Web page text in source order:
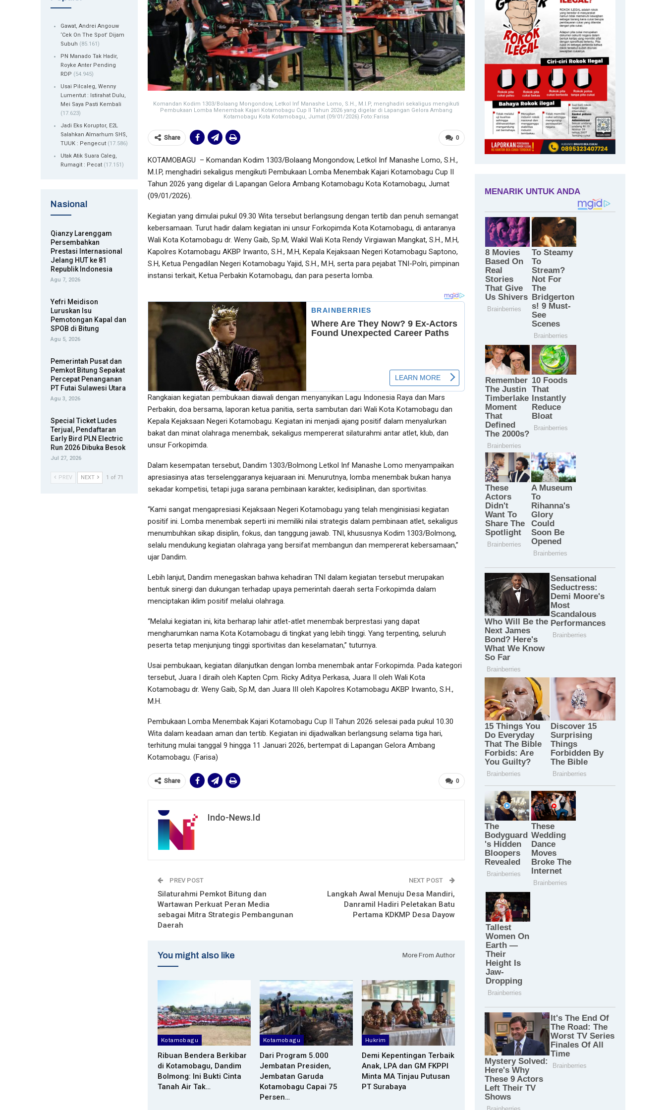
Komandan Kodim 1303/Bolaang Mongondow, Letkol Inf Manashe Lomo, S.H., M.I.P, menghadiri sekaligus mengikuti
Pembukaan Lomba Menembak Kajari Kotamobagu Cup II Tahun 2026 yang digelar di Lapangan Gelora Ambang
Kotamobagu Kota Kotamobagu, Jumat (09/01/2026).Foto:Farisa
0
Share
KOTAMOBAGU – Komandan Kodim 1303/Bolaang Mongondow, Letkol Inf Manashe Lomo, S.H.,
M.I.P, menghadiri sekaligus mengikuti Pembukaan Lomba Menembak Kajari Kotamobagu Cup II
Tahun 2026 yang digelar di Lapangan Gelora Ambang Kotamobagu Kota Kotamobagu, Jumat
(09/01/2026).
Kegiatan yang dimulai pukul 09.30 Wita tersebut berlangsung dengan tertib dan penuh semangat
kebersamaan. Turut hadir dalam kegiatan ini unsur Forkopimda Kota Kotamobagu, di antaranya
Wali Kota Kotamobagu dr. Weny Gaib, Sp.M, Wakil Wali Kota Rendy Virgiawan Mangkat, S.H., M.H,
Kapolres Kotamobagu AKBP Irwanto, S.H., M.H, Kepala Kejaksaan Negeri Kotamobagu Saptono,
S.H, Ketua Pengadilan Negeri Kotamobagu Yajid, S.H., M.H, serta para pejabat TNI-Polri, pimpinan
instansi terkait, Ketua Perbakin Kotamobagu, dan para peserta lomba.
Rangkaian kegiatan pembukaan diawali dengan menyanyikan Lagu Indonesia Raya dan Mars
Perbakin, doa bersama, laporan ketua panitia, serta sambutan dari Wali Kota Kotamobagu dan
Kepala Kejaksaan Negeri Kotamobagu. Kegiatan ini menjadi ajang positif dalam menyalurkan
bakat dan minat olahraga menembak, sekaligus mempererat silaturahmi antar atlet, klub, dan
unsur Forkopimda.
Dalam kesempatan tersebut, Dandim 1303/Bolmong Letkol Inf Manashe Lomo menyampaikan
apresiasinya atas terselenggaranya kejuaraan ini. Menurutnya, lomba menembak bukan hanya
sekadar kompetisi, tetapi juga sarana pembinaan karakter, kedisiplinan, dan sportivitas.
“Kami sangat mengapresiasi Kejaksaan Negeri Kotamobagu yang telah menginisiasi kegiatan
positif ini. Lomba menembak seperti ini memiliki nilai strategis dalam pembinaan atlet, sekaligus
menumbuhkan sikap disiplin, fokus, dan tanggung jawab. TNI, khususnya Kodim 1303/Bolmong,
selalu mendukung kegiatan olahraga yang bersifat membangun dan mempererat kebersamaan,”
ujar Dandim.
Lebih lanjut, Dandim menegaskan bahwa kehadiran TNI dalam kegiatan tersebut merupakan
bentuk sinergi dan dukungan terhadap upaya pemerintah daerah serta Forkopimda dalam
menciptakan iklim positif melalui olahraga.
“Melalui kegiatan ini, kita berharap lahir atlet-atlet menembak berprestasi yang dapat
mengharumkan nama Kota Kotamobagu di tingkat yang lebih tinggi. Yang terpenting, seluruh
peserta tetap menjunjung tinggi sportivitas dan keselamatan,” tuturnya.
Usai pembukaan, kegiatan dilanjutkan dengan lomba menembak antar Forkopimda. Pada kategori
tersebut, Juara I diraih oleh Kapten Cpm. Ricky Aditya Perkasa, Juara II oleh Wali Kota
Kotamobagu dr. Weny Gaib, Sp.M, dan Juara III oleh Kapolres Kotamobagu AKBP Irwanto, S.H.,
M.H.
Pembukaan Lomba Menembak Kajari Kotamobagu Cup II Tahun 2026 selesai pada pukul 10.30
Wita dalam keadaan aman dan tertib. Kegiatan ini dijadwalkan berlangsung selama tiga hari,
terhitung mulai tanggal 9 hingga 11 Januari 2026, bertempat di Lapangan Gelora Ambang
Kotamobagu. (Farisa)
0
Share
Indo-News.id
PREV POST
Silaturahmi Pemkot Bitung dan
Wartawan Perkuat Peran Media
sebagai Mitra Strategis Pembangunan
Daerah
NEXT POST
Langkah Awal Menuju Desa Mandiri,
Danramil Hadiri Peletakan Batu
Pertama KDKMP Desa Dayow
You might also like More From Author
Kotamobagu
Ribuan Bendera Berkibar
di Kotamobagu, Dandim
Bolmong: Ini Bukti Cinta
Tanah Air Tak…
Kotamobagu
Dari Program 5.000
Jembatan Presiden,
Jembatan Garuda
Kotamobagu Capai 75
Persen…
Hukrim
Demi Kepentingan Terbaik
Anak, LPA dan GM FKPPI
Minta MA Tinjau Putusan
PT Surabaya
Gawat, Andrei Angouw
‘Cek On The Spot’ Dijam
Subuh (85.161)
PN Manado Tak Hadir,
Royke Anter Pending
RDP (54.945)
Usai Pilcaleg, Wenny
Lumentut : Istirahat Dulu,
Mei Saya Pasti Kembali
(17.623)
Jadi Eks Koruptor, E2L
Salahkan Almarhum SHS,
TUUK : Pengecut (17.586)
Utak Atik Suara Caleg,
Rumagit : Pecat (17.151)
Nasional
Qianzy Larenggam
Persembahkan
Prestasi Internasional
Jelang HUT ke 81
Republik Indonesia
Agu 7, 2026
Yefri Meidison
Luruskan Isu
Pemotongan Kapal dan
SPOB di Bitung
Agu 5, 2026
Pemerintah Pusat dan
Pemkot Bitung Sepakat
Percepat Penanganan
PT Futai Sulawesi Utara
Agu 3, 2026
Special Ticket Ludes
Terjual, Pendaftaran
Early Bird PLN Electric
Run 2026 Dibuka Besok
Jul 27, 2026
PREV NEXT 1 of 71